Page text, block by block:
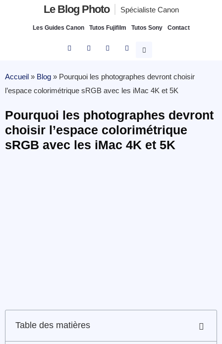
Le Blog Photo Spécialiste Canon
Les Guides Canon Tutos Fujifilm Tutos Sony Contact
Accueil » Blog » Pourquoi les photographes devront choisir
l’espace colorimétrique sRGB avec les iMac 4K et 5K
Pourquoi les photographes devront
choisir l’espace colorimétrique
sRGB avec les iMac 4K et 5K
Table des matières